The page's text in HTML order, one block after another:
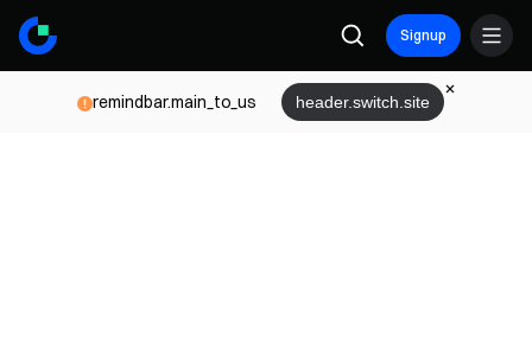
Signup
remindbar.main_to_us header.switch.site